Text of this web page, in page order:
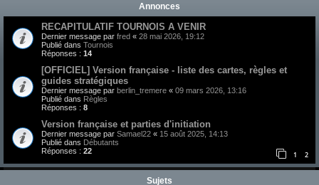
Annonces
RECAPITULATIF TOURNOIS A VENIR
Dernier message par fred « 28 mai 2026, 19:12
Publié dans Tournois
Réponses : 14
[OFFICIEL] Version française - liste des cartes, règles et
guides stratégiques
Dernier message par berlin_tremere « 09 mars 2026, 13:16
Publié dans Règles
Réponses : 8
Version française et parties d'initiation
Dernier message par Samael22 « 15 août 2025, 14:13
Publié dans Débutants
Réponses : 22 1 2
Sujets